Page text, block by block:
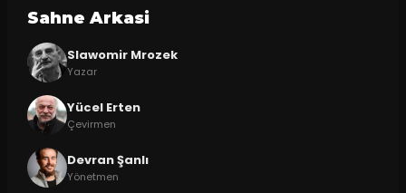
Sahne Arkasi
Slawomir Mrozek
Yazar
Yücel Erten
Çevirmen
Devran Şanlı
Yönetmen